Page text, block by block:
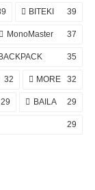
BITEKI 39
MonoMaster 37
BACKPACK 35
32 MORE 32
29 BAILA 29
29